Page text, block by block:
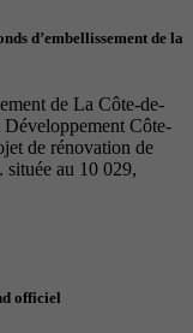
d’embellissement de la
de La Côte-de-
Côte-
de rénovation de
située au 10 029,
officiel